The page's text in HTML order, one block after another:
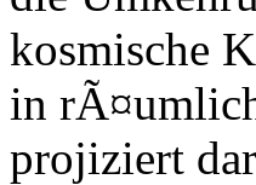
kosmische
in
projiziert